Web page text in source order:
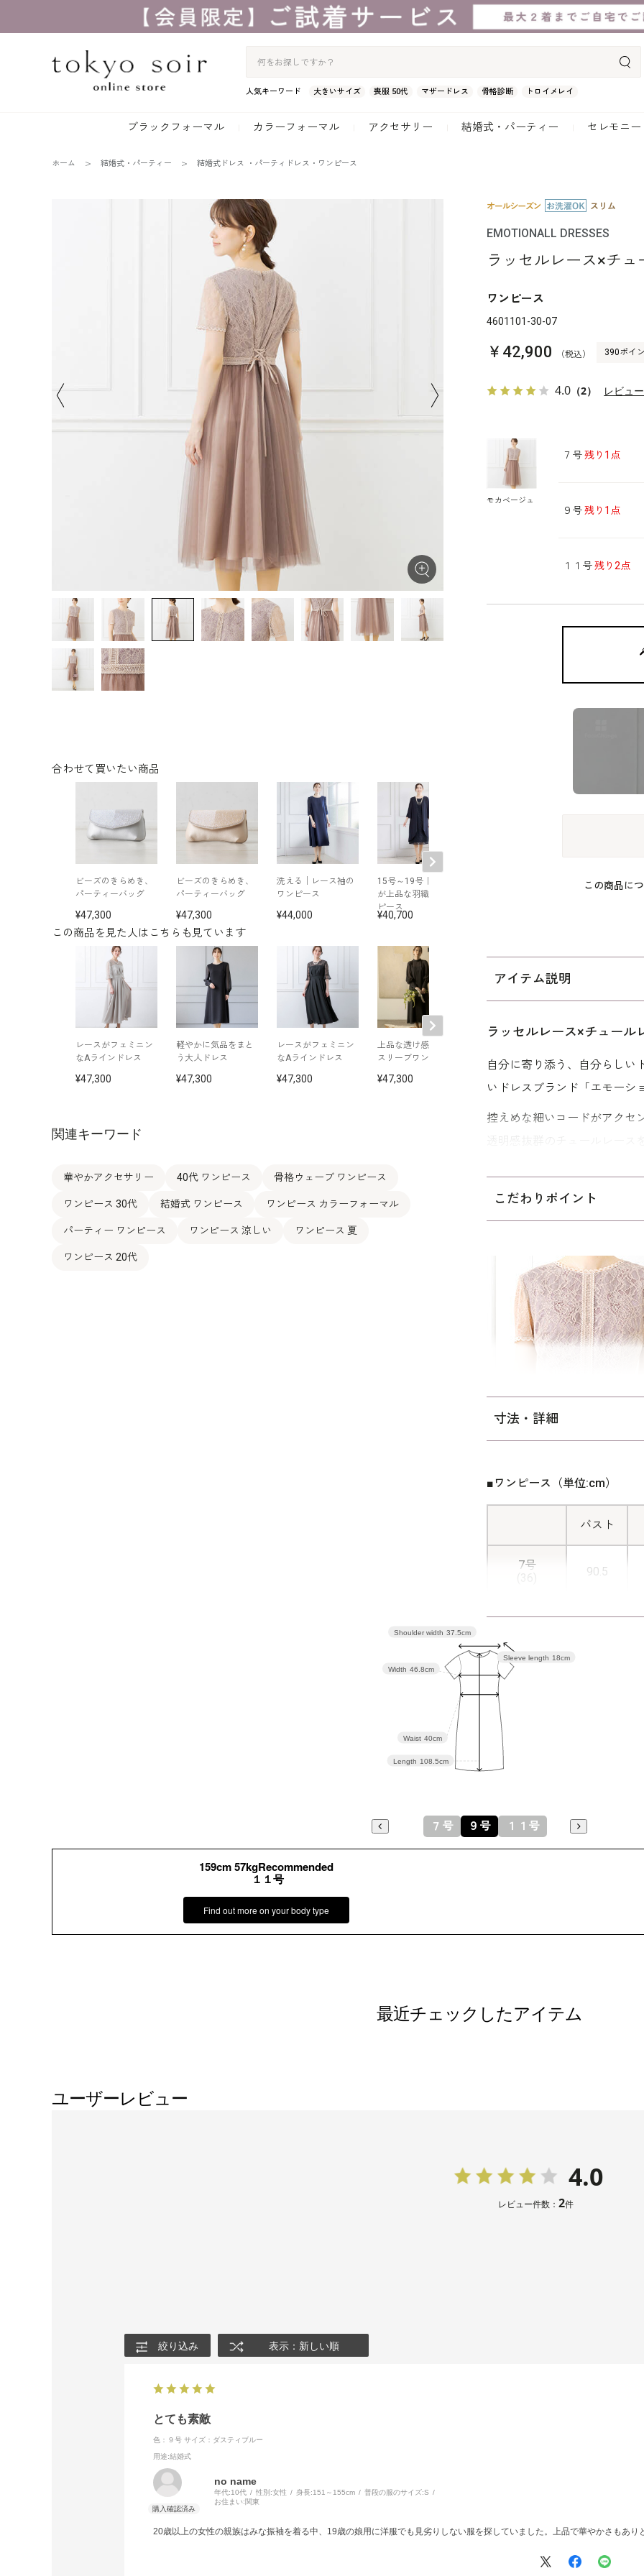
人気キーワード 大きいサイズ 喪服 50代 マザードレス 骨格診断 トロイメレイ
ブラックフォーマル カラーフォーマル アクセサリー 結婚式・パーティー セレモニー
ホーム 結婚式・パーティー 結婚式ドレス ・パーティドレス・ワンピース
この商品を見た人はこちらも見ています
レースがフェミニン
なAラインドレス
47,300
軽やかに気品をまと
う大人ドレス
47,300
レースがフェミニン
なAラインドレス
47,300
上品な透け感のパフ
スリーブワンピース
47,300
美しいロングドレス
ワンピース
合わせて買いたい商品
ビーズのきらめき、
パーティーバッグ
47,300
ビーズのきらめき、
パーティーバッグ
47,300
洗える│レース袖の
ワンピース
44,000
15号～19号｜レース
が上品な羽織風ワン
ピース
40,700
WEB限定｜袖ス
関連キーワード
華やかアクセサリー 40代 ワンピース 骨格ウェーブ ワンピース
ワンピース 30代 結婚式 ワンピース ワンピース カラーフォーマル
パーティー ワンピース ワンピース 涼しい ワンピース 夏
ワンピース 20代
EMOTIONALL DRESSES
ラッセルレース×チ
ワンピース
4601101-30-07
￥42,900 （税込） 390ポイ
4.0 （2） レビュ
モカベージュ
７号残り1点
９号残り1点
１１号残り2点
この商品に
アイテム説明
ラッセルレース×チュール
自分に寄り添う、自分らしい
いドレスブランド「エモーシ
控えめな細いコードがアクセ
透明感抜群のチュールレース
ご自宅でのお洗濯はウォッシ
こだわりポイント
寸法・詳細
■ワンピース（単位:cm）
バスト
7号
90.5
9号
後ろファ
Sleeve length 18cm
Length 108.5cm
Waist 40cm
Width 46.8cm
Shoulder width 37.5cm
７号 ９号 １１号
159cm 57kgRecommended
１１号
Find out more on your body type
最近チェックしたアイテム
ユーザーレビュー
4.0
レビュー件数： 2件
絞り込み 表示：新しい順
とても素敵
色：９号 サイズ：ダスティブルー
用途:結婚式
no name
年代:10代 性別:女性 身長:151～155cm 普段の服のサイズ:S
お住まい:関東
20歳以上の女性の親族はみな振袖を着る中、19歳の娘用に洋服でも見劣りしない服を探していました。上品で華やかさもあり